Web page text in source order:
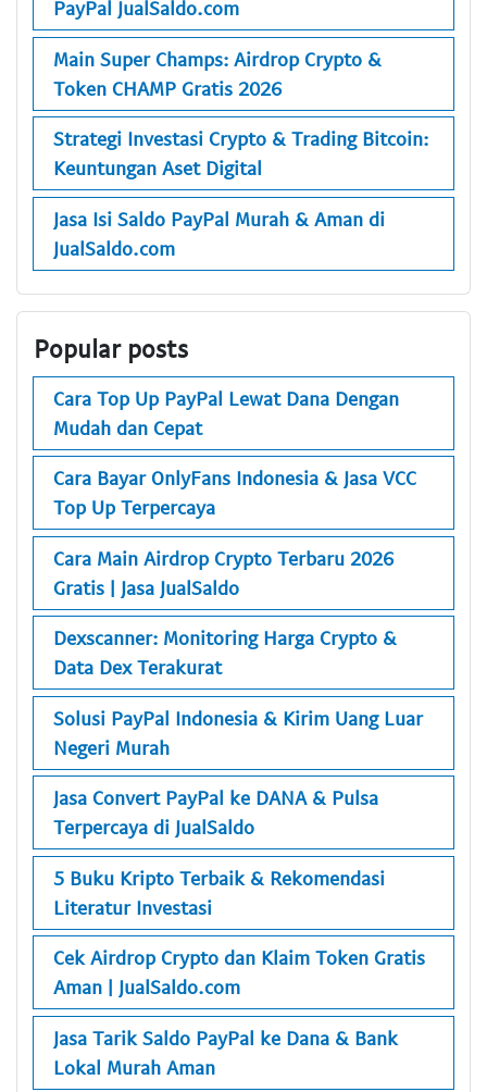
PayPal JualSaldo.com
Main Super Champs: Airdrop Crypto &
Token CHAMP Gratis 2026
Strategi Investasi Crypto & Trading Bitcoin:
Keuntungan Aset Digital
Jasa Isi Saldo PayPal Murah & Aman di
JualSaldo.com
Popular posts
Cara Top Up PayPal Lewat Dana Dengan
Mudah dan Cepat
Cara Bayar OnlyFans Indonesia & Jasa VCC
Top Up Terpercaya
Cara Main Airdrop Crypto Terbaru 2026
Gratis | Jasa JualSaldo
Dexscanner: Monitoring Harga Crypto &
Data Dex Terakurat
Solusi PayPal Indonesia & Kirim Uang Luar
Negeri Murah
Jasa Convert PayPal ke DANA & Pulsa
Terpercaya di JualSaldo
5 Buku Kripto Terbaik & Rekomendasi
Literatur Investasi
Cek Airdrop Crypto dan Klaim Token Gratis
Aman | JualSaldo.com
Jasa Tarik Saldo PayPal ke Dana & Bank
Lokal Murah Aman